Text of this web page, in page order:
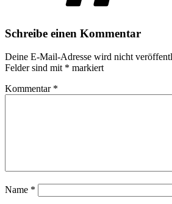
Schreibe einen Kommentar
Deine E-Mail-Adresse wird nicht
Felder sind mit * markiert
Kommentar *
Name *